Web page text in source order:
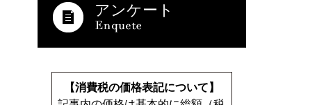
アンケート
【消費税の価格表記について】